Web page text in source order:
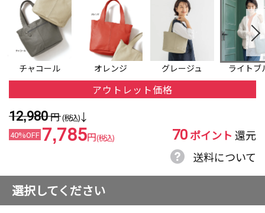
チャコール オレンジ グレージュ ライトブ
アウトレット価格
12,980円 (税込)
40%OFF 7,785円(税込) 70ポイント 還元
送料について
選択してください